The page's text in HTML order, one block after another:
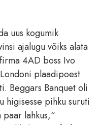
uus kogumik
ajalugu võiks alata
4AD boss Ivo
plaadipoest
Beggars Banquet oli
higisesse pihku suruti
lahkus,“